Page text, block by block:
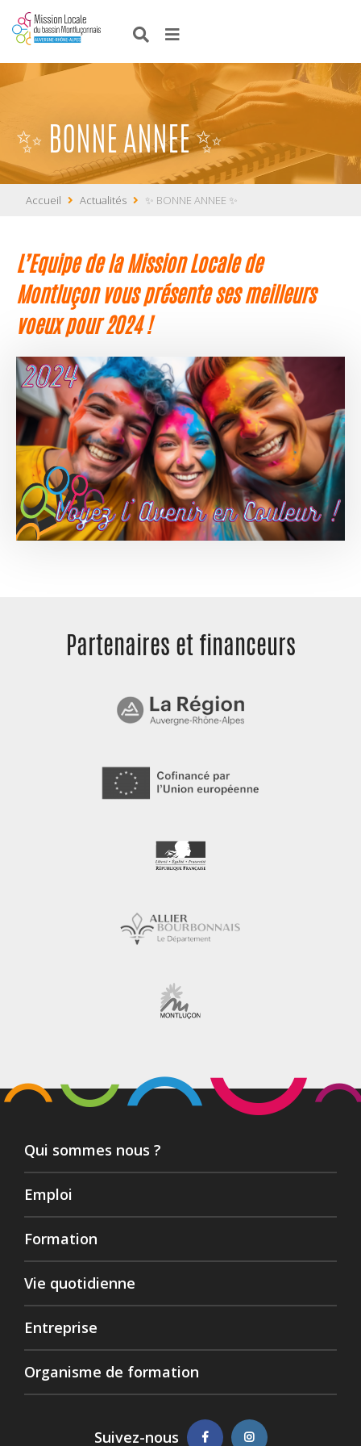
✨ BONNE ANNEE ✨
Accueil Actualités ✨ BONNE ANNEE ✨
L’Equipe de la Mission Locale de
Montluçon vous présente ses meilleurs
voeux pour 2024 !
Partenaires et financeurs
Qui sommes nous ?
Emploi
Formation
Vie quotidienne
Entreprise
Organisme de formation
Suivez-nous